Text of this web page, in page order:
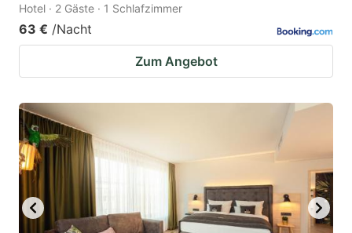
Hotel · 2 Gäste · 1 Schlafzimmer
63 € /Nacht
Zum Angebot